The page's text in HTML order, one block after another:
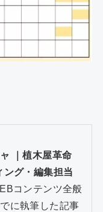
｜植木屋革命
グ・編集担当
コンテンツ全般
に執筆した記事